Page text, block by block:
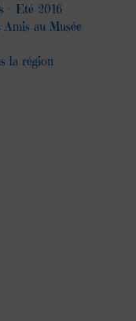
– Eté 2016
Amis au Musée
la région